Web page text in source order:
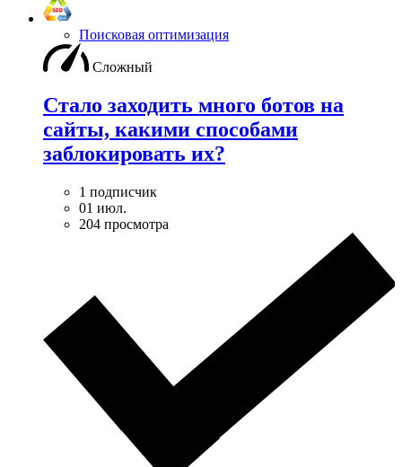
Поисковая оптимизация
Сложный
Стало заходить много ботов на
сайты, какими способами
заблокировать их?
1 подписчик
01 июл.
204 просмотра